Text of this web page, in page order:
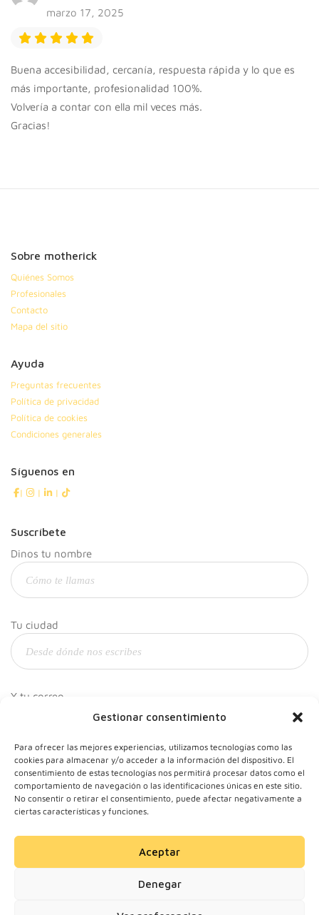
Gestionar consentimiento
Para ofrecer las mejores experiencias, utilizamos tecnologías como las
cookies para almacenar y/o acceder a la información del dispositivo. El
consentimiento de estas tecnologías nos permitirá procesar datos como el
comportamiento de navegación o las identificaciones únicas en este sitio.
No consentir o retirar el consentimiento, puede afectar negativamente a
ciertas características y funciones.
Aceptar
Denegar
marzo 17, 2025
Buena accesibilidad, cercanía, respuesta rápida y lo que es
más importante, profesionalidad 100%.
Volvería a contar con ella mil veces más.
Gracias!
Sobre motherick
Quiénes Somos
Profesionales
Contacto
Mapa del sitio
Ayuda
Preguntas frecuentes
Política de privacidad
Política de cookies
Condiciones generales
Síguenos en
| | |
Suscríbete
Dinos tu nombre
Tu ciudad
Y tu correo
© 2024 Motherick S.L.